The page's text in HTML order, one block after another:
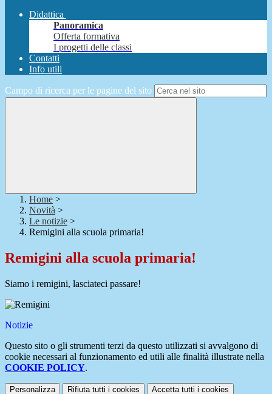
Didattica
Panoramica
Offerta formativa
I progetti delle classi
Contatti
Info utili
Campo di ricerca per le pagine del sito
Home >
Novità >
Le notizie >
Remigini alla scuola primaria!
Remigini alla scuola primaria!
Siamo i remigini, lasciateci passare!
Notizie
Questo sito o gli strumenti terzi da questo utilizzati si avvalgono di
cookie necessari al funzionamento ed utili alle finalità illustrate nella
COOKIE POLICY.
Personalizza Rifiuta tutti i cookies Accetta tutti i cookies